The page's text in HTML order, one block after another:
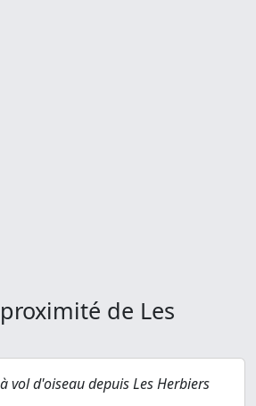
de Les
vol d'oiseau depuis Les Herbiers